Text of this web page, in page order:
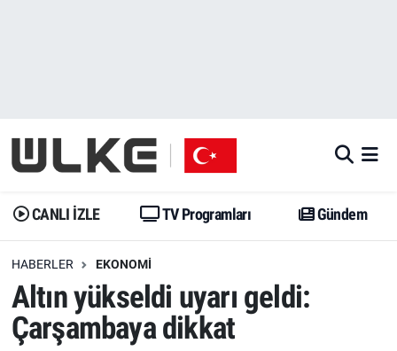
CANLI İZLE TV Programları Gündem
HABERLER EKONOMI
Altın yükseldi uyarı geldi:
Çarşambaya dikkat
Gündem
Dünya
Erişim Bilgileri
Ekonomi
Gündem
Trend
Erişim Bilgileri
Spor
İstanbul Namaz Vakitleri
Trafik Durumu
Erişim Bilgileri
Tüm Manşetler